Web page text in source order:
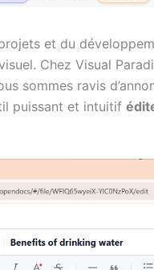
et du
Chez Visual
sommes ravis
puissant et intuitif